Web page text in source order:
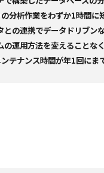
分析作業をわずか1時間に
との連携でデータドリブン
の運用方法を変えることな
テナンス時間が年1回にま